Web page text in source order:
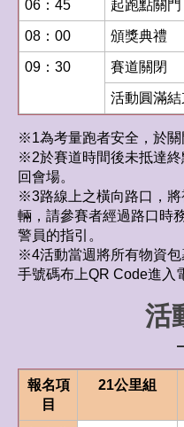
06：45 起跑點關門
08：00 頒獎典禮
09：30 賽道關閉
活動圓滿結
※1為考量跑者安全，於關
※2於賽道時間後未抵達
回會場。
※3路線上之橫向路口，
輛，請參賽者經過路口時
警員的指引。
※4活動當週將所有物資
手號碼布上QR Code進入
活
報名項
目
21公里組